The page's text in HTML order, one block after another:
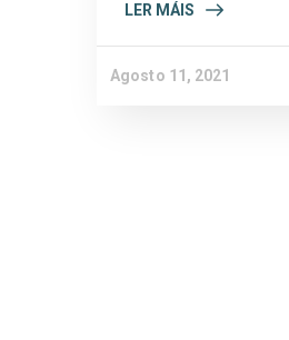
LER MÁIS
Agosto 11, 2021